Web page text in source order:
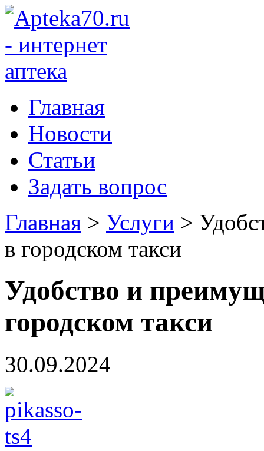
Главная
Новости
Статьи
Задать вопрос
Главная > Услуги >
в городском такси
Удобство и
городском такси
30.09.2024